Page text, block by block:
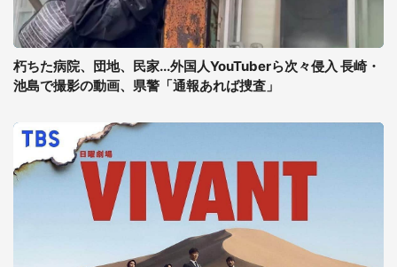
朽ちた病院、団地、民家...外国人YouTuberら次々侵入 長崎・
池島で撮影の動画、県警「通報あれば捜査」